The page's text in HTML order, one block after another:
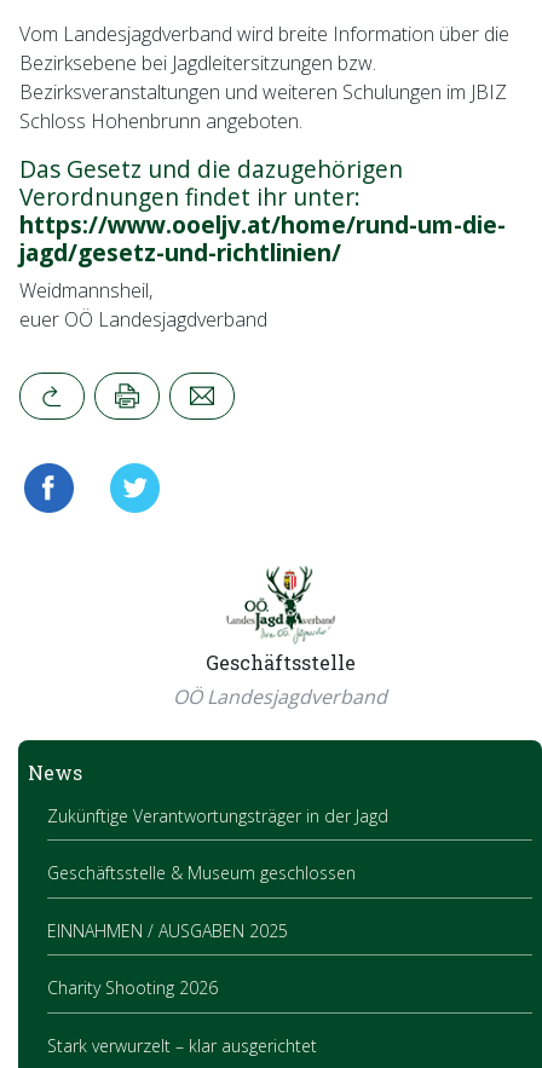
Vom Landesjagdverband wird breite Information über die
Bezirksebene bei Jagdleitersitzungen bzw.
Bezirksveranstaltungen und weiteren Schulungen im JBIZ
Schloss Hohenbrunn angeboten.
Das Gesetz und die dazugehörigen
Verordnungen findet ihr unter:
https://www.ooeljv.at/home/rund-um-die-
jagd/gesetz-und-richtlinien/
Weidmannsheil,
euer OÖ Landesjagdverband
Geschäftsstelle
OÖ Landesjagdverband
News
Zukünftige Verantwortungsträger in der Jagd
Geschäftsstelle & Museum geschlossen
EINNAHMEN / AUSGABEN 2025
Charity Shooting 2026
Stark verwurzelt – klar ausgerichtet